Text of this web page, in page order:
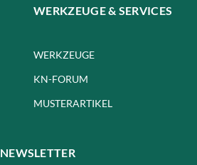
WERKZEUGE & SERVICES
WERKZEUGE
KN-FORUM
MUSTERARTIKEL
NEWSLETTER